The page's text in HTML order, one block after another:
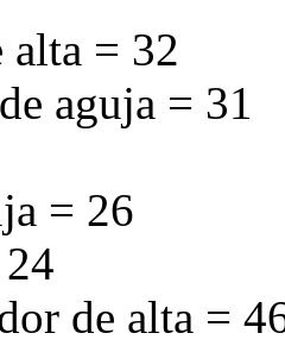
= 32
aguja = 31
= 26
de alta =